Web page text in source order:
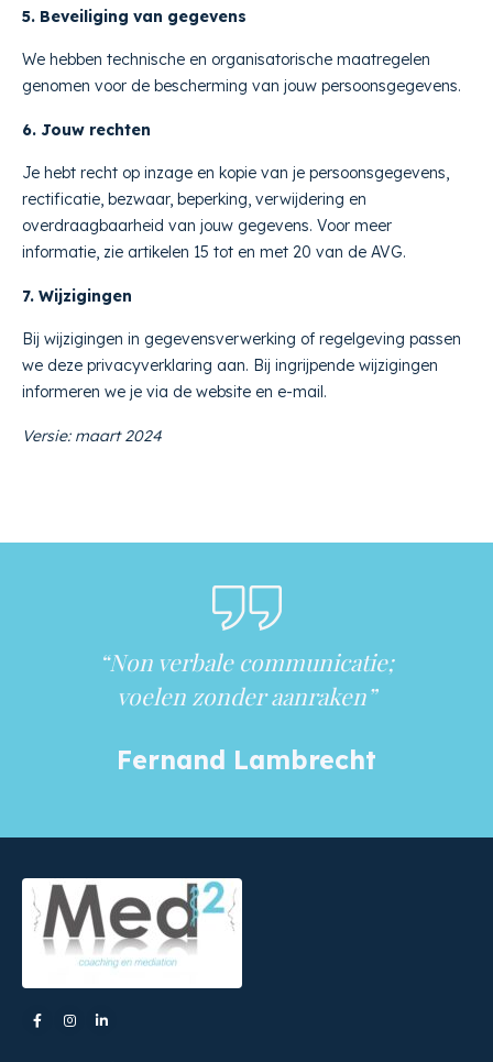
5. Beveiliging van gegevens
We hebben technische en organisatorische maatregelen
genomen voor de bescherming van jouw persoonsgegevens.
6. Jouw rechten
Je hebt recht op inzage en kopie van je persoonsgegevens,
rectificatie, bezwaar, beperking, verwijdering en
overdraagbaarheid van jouw gegevens. Voor meer
informatie, zie artikelen 15 tot en met 20 van de AVG.
7. Wijzigingen
Bij wijzigingen in gegevensverwerking of regelgeving passen
we deze privacyverklaring aan. Bij ingrijpende wijzigingen
informeren we je via de website en e-mail.
Versie: maart 2024
“Non verbale communicatie;
voelen zonder aanraken”
Fernand Lambrecht